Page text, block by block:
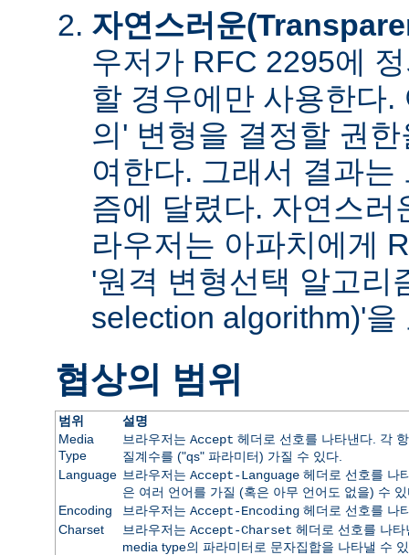
자연스러운
우저가 RFC 2295에
할 경우에만 사용한다.
의' 변형을 결정할 권
여한다. 그래서 결과
즘에 달렸다. 자연스러
라우저는 아파치에게
'원격 변형선택 알고리
selection algorithm)'을
협상의 범위
범위
설명
Media
Type
브라우저는 Accept 헤더로 선호를 나타낸다. 각
질계수를 ("qs" 파라미터) 가질 수 있다.
Language 브라우저는 Accept-Language헤더로 선호를 나
은 여러 언어를 가질 (혹은 아무 언어도 없을) 수
Encoding
브라우저는 Accept-Encoding헤더로 선호를 나
Charset
브라우저는 Accept-Charset 헤더로 선호를 나
media type의 파라미터로 문자집합을 나타낼 수